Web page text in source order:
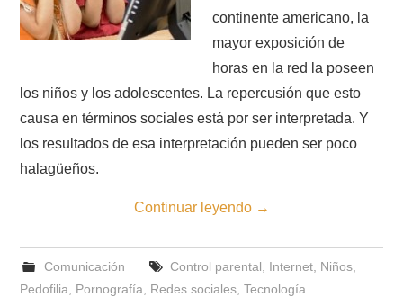
continente americano, la
mayor exposición de
horas en la red la poseen
los niños y los adolescentes. La repercusión que esto
causa en términos sociales está por ser interpretada. Y
los resultados de esa interpretación pueden ser poco
halagüeños.
Continuar leyendo →
Comunicación Control parental Internet, Niños,
Pedofilia
Pornografía Redes sociales ,Tecnología